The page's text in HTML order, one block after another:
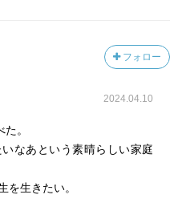
フォロー
2024.04.10
。
なあという素晴らしい家庭
を生きたい。